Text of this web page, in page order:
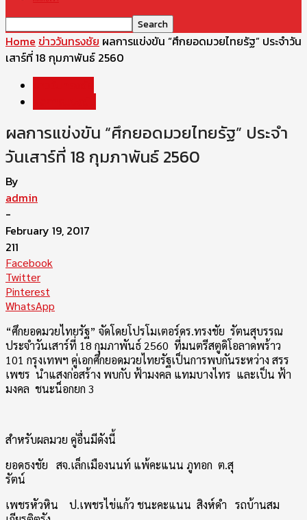
Home ข่าววันทรงชัย ผลการแข่งขัน “ศึกยอดมวยไทยรัฐ” ประจำวัน
เสาร์ที่ 18 กุมภาพันธ์ 2560
ผลการแข่งขัน “ศึกยอดมวยไทยรัฐ” ประจำ
วันเสาร์ที่ 18 กุมภาพันธ์ 2560
By
admin
-
February 19, 2017
211
Facebook
Twitter
Pinterest
WhatsApp
“ศึกยอดมวยไทยรัฐ” จัดโดยโปรโมเตอร์ดร.ทรงชัย รัตนสุบรรณ
ประจำวันเสาร์ที่ 18 กุมภาพันธ์ 2560 ที่มนตรีสตูดิโอลาดพร้าว
101 กรุงเทพฯ คู่เอกศึกยอดมวยไทยรัฐเป็นการพบกันระหว่าง สรร
เพชร นำแสงก่อสร้าง พบกับ ฟ้ามงคล แทมบางไทร และเป็น ฟ้า
มงคล ชนะน็อกยก 3
สำหรับผลมวย คู่อื่นมีดังนี้
ยอดธงชัย สจ.เล็กเมืองนนท์ แพ้คะแนน ภูทอก ต.สุ
รัตน์
เพชรหัวหิน
ป.เพชรไข่แก้ว ชนะคะแนน สิงห์ดำ รถบ้านสม